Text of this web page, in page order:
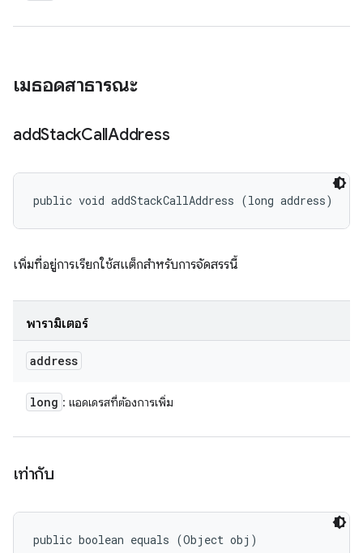
เมธอดสาธารณะ
addStackCallAddress
public void addStackCallAddress (long address)
เพิ่มที่อยู่การเรียกใช้สแต็กสำหรับการจัดสรรนี้
พารามิเตอร์
address
long : แอดเดรสที่ต้องการเพิ่ม
เท่ากับ
public boolean equals (Object obj)